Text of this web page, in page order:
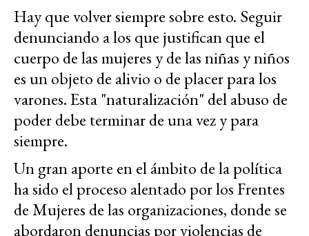
Hay que volver siempre sobre esto. Seguir
denunciando a los que justifican que el
cuerpo de las mujeres y de las niñas y niños
es un objeto de alivio o de placer para los
varones. Esta "naturalización" del abuso de
poder debe terminar de una vez y para
siempre.
Un gran aporte en el ámbito de la política
ha sido el proceso alentado por los Frentes
de Mujeres de las organizaciones, donde se
abordaron denuncias por violencias de